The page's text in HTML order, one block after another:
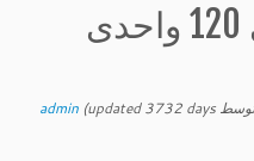
مجتمع مسکونی 120 واحدی
admin (updated 3732 days